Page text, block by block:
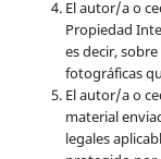
El autor/a o
Propiedad
es decir,
fotográficas
El autor/a o
material
legales